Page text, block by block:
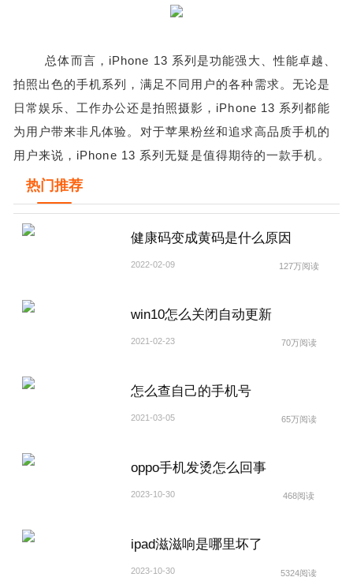
总体而言，iPhone 13 系列是功能强大、性能卓越、
拍照出色的手机系列，满足不同用户的各种需求。无论是
日常娱乐、工作办公还是拍照摄影，iPhone 13 系列都能
为用户带来非凡体验。对于苹果粉丝和追求高品质手机的
用户来说，iPhone 13 系列无疑是值得期待的一款手机。
热门推荐
健康码变成黄码是什么原因
2022-02-09 127万阅读
win10怎么关闭自动更新
2021-02-23 70万阅读
怎么查自己的手机号
2021-03-05 65万阅读
oppo手机发烫怎么回事
2023-10-30 468阅读
ipad滋滋响是哪里坏了
2023-10-30 5324阅读